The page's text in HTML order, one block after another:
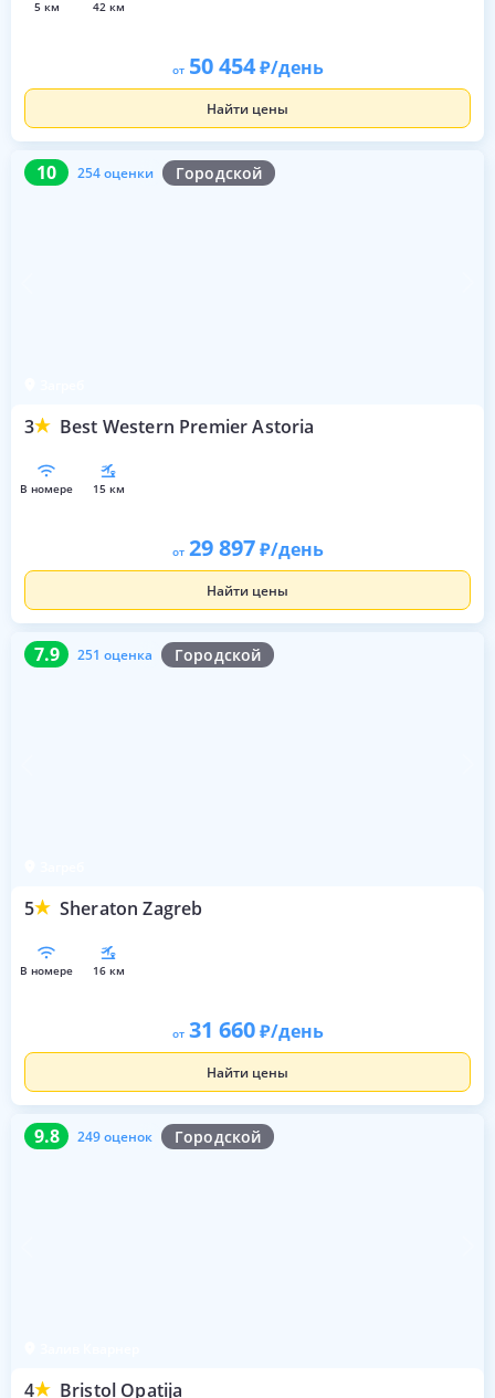
5 км 42 км
от 50 454 /день
Найти цены
10 254 оценки Городской
3 Best Western Premier Astoria
10 254 оценки
в номере 15 км
от 29 897 /день
Найти цены
7.9 251 оценка Городской
5 Sheraton Zagreb
7.9 251 оценка
в номере 16 км
от 31 660 /день
Найти цены
9.8 249 оценок Городской
4 Bristol Opatija
9.8 249 оценок